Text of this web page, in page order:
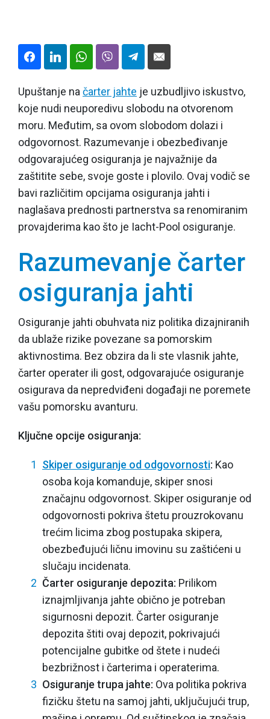
Upuštanje na čarter jahte je uzbudljivo iskustvo,
koje nudi neuporedivu slobodu na otvorenom
moru. Međutim, sa ovom slobodom dolazi i
odgovornost. Razumevanje i obezbeđivanje
odgovarajućeg osiguranja je najvažnije da
zaštitite sebe, svoje goste i plovilo. Ovaj vodič se
bavi različitim opcijama osiguranja jahti i
naglašava prednosti partnerstva sa renomiranim
provajderima kao što je Iacht-Pool osiguranje.
Razumevanje čarter
osiguranja jahti
Osiguranje jahti obuhvata niz politika dizajniranih
da ublaže rizike povezane sa pomorskim
aktivnostima. Bez obzira da li ste vlasnik jahte,
čarter operater ili gost, odgovarajuće osiguranje
osigurava da nepredviđeni događaji ne poremete
vašu pomorsku avanturu.
Ključne opcije osiguranja:
Skiper osiguranje od odgovornosti: Kao
osoba koja komanduje, skiper snosi
značajnu odgovornost. Skiper osiguranje od
odgovornosti pokriva štetu prouzrokovanu
trećim licima zbog postupaka skipera,
obezbeđujući ličnu imovinu su zaštićeni u
slučaju incidenata.
Čarter osiguranje depozita: Prilikom
iznajmljivanja jahte obično je potreban
sigurnosni depozit. Čarter osiguranje
depozita štiti ovaj depozit, pokrivajući
potencijalne gubitke od štete i nudeći
bezbrižnost i čarterima i operaterima.
Osiguranje trupa jahte: Ova politika pokriva
fizičku štetu na samoj jahti, uključujući trup,